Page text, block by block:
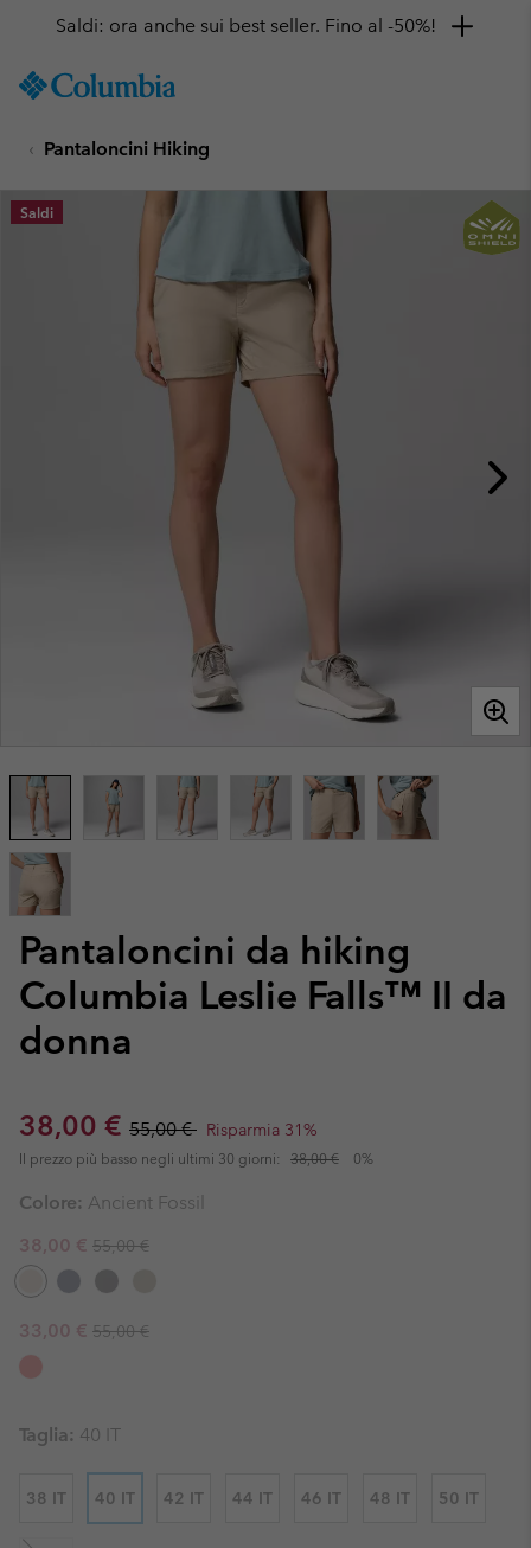
TO
SKIP
MAIN
NAV
Saldi: ora anche sui best seller. Fino al -50%!
Pantaloncini Hiking
Pantaloncini da hiking
Columbia Leslie Falls™ II da
donna
Sale price:
38,00 € Regular price:
55,00 € Risparmia 31%
Il prezzo più basso negli ultimi 30 giorni: 38,00 € 0%
Saldi
Colore: Ancient Fossil
Sale price:
38,00 € Regular price:
55,00 €
Sale price:
33,00 € Regular price:
55,00 €
Taglia: 40 IT
38 IT 40 IT 42 IT 44 IT 46 IT 48 IT 50 IT